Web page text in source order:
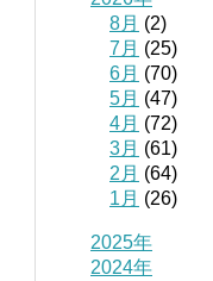
8月 (2)
7月 (25)
6月 (70)
5月 (47)
4月 (72)
3月 (61)
2月 (64)
1月 (26)
2025年
2024年